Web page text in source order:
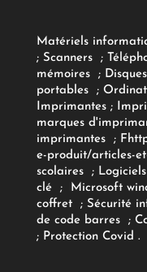
Matériels
; Scanners ;
mémoires
;
portables
;
Imprimantes;
marques
imprimantes
; F
e-produit/articles-
scolaires; Logiciels
clé
; Microsoft
coffret ; Sécurité
de code barres
;
; Protection Covid .